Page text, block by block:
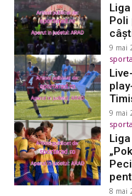
Poli
9 mai
9 mai
8 mai